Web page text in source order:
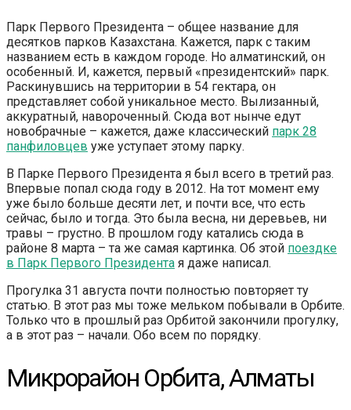
Парк Первого Президента – общее название для
десятков парков Казахстана. Кажется, парк с таким
названием есть в каждом городе. Но алматинский, он
особенный. И, кажется, первый «президентский» парк.
Раскинувшись на территории в 54 гектара, он
представляет собой уникальное место. Вылизанный,
аккуратный, навороченный. Сюда вот нынче едут
новобрачные – кажется, даже классический парк 28
панфиловцев уже уступает этому парку.
В Парке Первого Президента я был всего в третий раз.
Впервые попал сюда году в 2012. На тот момент ему
уже было больше десяти лет, и почти все, что есть
сейчас, было и тогда. Это была весна, ни деревьев, ни
травы – грустно. В прошлом году катались сюда в
районе 8 марта – та же самая картинка. Об этой поездке
в Парк Первого Президента я даже написал.
Прогулка 31 августа почти полностью повторяет ту
статью. В этот раз мы тоже мельком побывали в Орбите.
Только что в прошлый раз Орбитой закончили прогулку,
а в этот раз – начали. Обо всем по порядку.
Микрорайон Орбита, Алматы